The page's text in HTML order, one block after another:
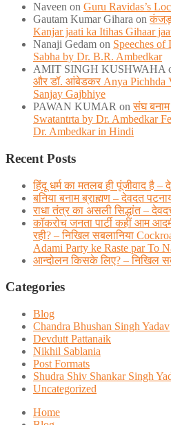
Naveen on Guru Ravidas’s
Gautam Kumar Gihara onकंजड़
Kanjar jaati ka Itihas Gihaar
Nanaji Gedam on Speeches
Sabha by Dr. B.R. Ambedkar
AMIT SINGH KUSHWAHA
और डॉ. आंबेडकर Anya Pichhda
Sanjay Gajbhiye
PAWAN KUMAR onसंघ बनाम
Swatantrta by Dr. Ambedkar
Dr. Ambedkar in Hindi
Recent Posts
हिंदू धर्म का मतलब ही पूंजीवाद है –
बनिया बनाम ब्राह्मण – देवदत
राधा तंत्र का असली सिद्धांत –
कॉकरोच जनता पार्टी कहीं आम
रही? – निखिल सबलानिया
Adami Party ke Raste par To
आन्दोलन किसके लिए? – निखिल
Categories
Blog
Chandra Bhushan Singh Yadav
Devdutt Pattanaik
Nikhil Sablania
Post Formats
Shudra Shiv Shankar Singh
Uncategorized
Home